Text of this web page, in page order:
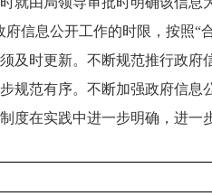
信息公开工作的时限，按照“
及时更新。不断规范推行政府
规范有序。不断加强政府信息
在实践中进一步明确，进一